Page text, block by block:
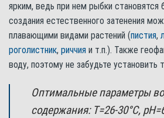
ярким, ведь при нем рыбки становятся
создания естественного затенения
плавающими видами растений (пистия,
роголистник, риччия и т.п.). Также
воду, поэтому не забудьте установить
Оптимальные параметры
содержания: Т=26-30°С,